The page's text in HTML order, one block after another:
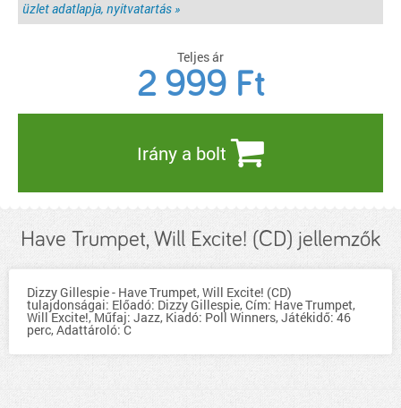
üzlet adatlapja, nyitvatartás »
Teljes ár
2 999 Ft
Irány a bolt
Have Trumpet, Will Excite! (CD) jellemzők
Dizzy Gillespie - Have Trumpet, Will Excite! (CD)
tulajdonságai: Előadó: Dizzy Gillespie, Cím: Have Trumpet,
Will Excite!, Műfaj: Jazz, Kiadó: Poll Winners, Játékidő: 46
perc, Adattároló: C